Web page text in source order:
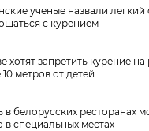
ученые назвали легкий
с курением
хотят запретить курение
метров от детей
в белорусских ресторанах
в специальных местах